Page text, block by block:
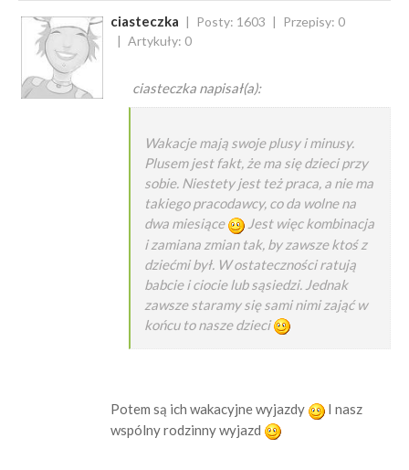
ciasteczka Posty: 1603
Przepisy: 0
Artykuły: 0
ciasteczka napisał(a):
Wakacje mają swoje plusy i minusy.
Plusem jest fakt, że ma się dzieci przy
sobie. Niestety jest też praca, a nie ma
takiego pracodawcy, co da wolne na
dwa miesiące
Jest więc kombinacja
i zamiana zmian tak, by zawsze ktoś z
dziećmi był. W ostateczności ratują
babcie i ciocie lub sąsiedzi. Jednak
zawsze staramy się sami nimi zająć w
końcu to nasze dzieci
Potem są ich wakacyjne wyjazdy
I nasz
wspólny rodzinny wyjazd